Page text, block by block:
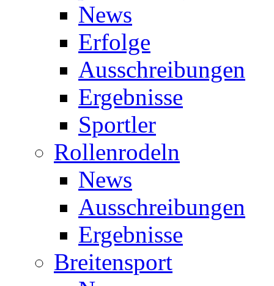
News
Erfolge
Ausschreibungen
Ergebnisse
Sportler
Rollenrodeln
News
Ausschreibungen
Ergebnisse
Breitensport